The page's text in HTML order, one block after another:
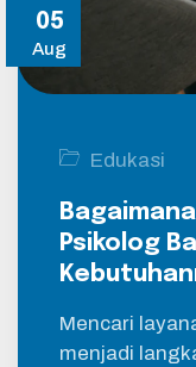
05
Aug
Edukasi
Psikolog
Mencari
menjadi